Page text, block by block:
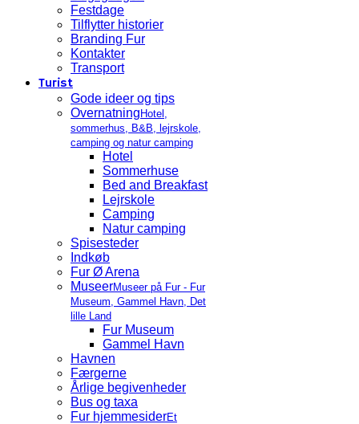
Festdage
Tilflytter historier
Branding Fur
Kontakter
Transport
Turist
Gode ideer og tips
Overnatning Hotel,
sommerhus, B&B, lejrskole,
camping og natur camping
Hotel
Sommerhuse
Bed and Breakfast
Lejrskole
Camping
Natur camping
Spisesteder
Indkøb
Fur Ø Arena
MuseerMuseer på Fur - Fur
Museum, Gammel Havn, Det
lille Land
Fur Museum
Gammel Havn
Havnen
Færgerne
Årlige begivenheder
Bus og taxa
Fur hjemmesiderEt